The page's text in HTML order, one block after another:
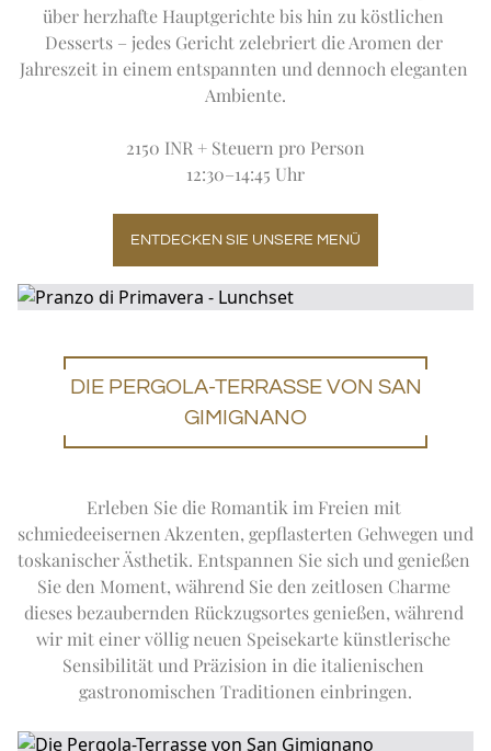
über herzhafte Hauptgerichte bis hin zu köstlichen
Desserts – jedes Gericht zelebriert die Aromen der
Jahreszeit in einem entspannten und dennoch eleganten
Ambiente.
2150 INR + Steuern pro Person
12:30–14:45 Uhr
ENTDECKEN SIE UNSERE MENÜ
DIE PERGOLA-TERRASSE VON SAN
GIMIGNANO
Erleben Sie die Romantik im Freien mit
schmiedeeisernen Akzenten, gepflasterten Gehwegen und
toskanischer Ästhetik. Entspannen Sie sich und genießen
Sie den Moment, während Sie den zeitlosen Charme
dieses bezaubernden Rückzugsortes genießen, während
wir mit einer völlig neuen Speisekarte künstlerische
Sensibilität und Präzision in die italienischen
gastronomischen Traditionen einbringen.